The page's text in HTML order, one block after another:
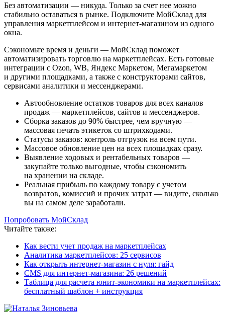
Без автоматизации — никуда. Только за счет нее можно
стабильно оставаться в рынке. Подключите МойСклад для
управления маркетплейсом и интернет-магазином из одного
окна.
Сэкономьте время и деньги — МойСклад поможет
автоматизировать торговлю на маркетплейсах. Есть готовые
интеграции с Ozon, WB, Яндекс Маркетом, Мегамаркетом
и другими площадками, а также с конструкторами сайтов,
сервисами аналитики и мессенджерами.
Автообновление остатков товаров для всех каналов
продаж — маркетплейсов, сайтов и мессенджеров.
Сборка заказов до 90% быстрее, чем вручную —
массовая печать этикеток со штрихкодами.
Статусы заказов: контроль отгрузок на всем пути.
Массовое обновление цен на всех площадках сразу.
Выявление ходовых и рентабельных товаров —
закупайте только выгодные, чтобы сэкономить
на хранении на складе.
Реальная прибыль по каждому товару с учетом
возвратов, комиссий и прочих затрат — видите, сколько
вы на самом деле заработали.
Попробовать МойСклад
Читайте также:
Как вести учет продаж на маркетплейсах
Аналитика маркетплейсов: 25 сервисов
Как открыть интернет-магазин с нуля: гайд
CMS для интернет-магазина: 26 решений
Таблица для расчета юнит-экономики на маркетплейсах:
бесплатный шаблон + инструкция